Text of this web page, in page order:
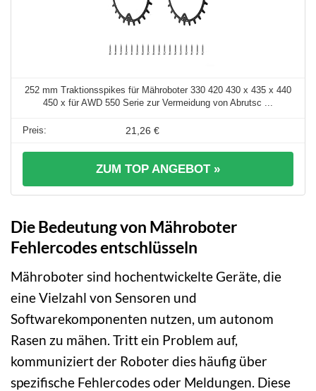
252 mm Traktionsspikes für Mähroboter 330 420 430 x 435 x 440
450 x für AWD 550 Serie zur Vermeidung von Abrutsc ...
21,26 €
ZUM TOP ANGEBOT »
Die Bedeutung von Mähroboter
Fehlercodes entschlüsseln
Mähroboter sind hochentwickelte Geräte, die
eine Vielzahl von Sensoren und
Softwarekomponenten nutzen, um autonom
Rasen zu mähen. Tritt ein Problem auf,
kommuniziert der Roboter dies häufig über
spezifische Fehlercodes oder Meldungen. Diese